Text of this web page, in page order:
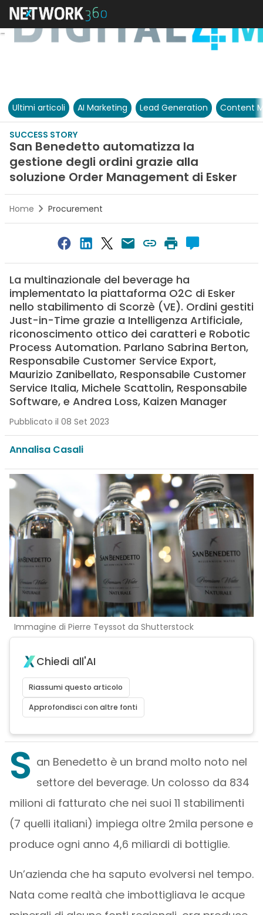
Ultimi articoli AI Marketing Lead Generation Content
SUCCESS STORY
San Benedetto automatizza la
gestione degli ordini grazie alla
soluzione Order Management di Esker
Home Procurement
La multinazionale del beverage ha
implementato la piattaforma O2C di Esker
nello stabilimento di Scorzè (VE). Ordini gestiti
Just-in-Time grazie a Intelligenza Artificiale,
riconoscimento ottico dei caratteri e Robotic
Process Automation. Parlano Sabrina Berton,
Responsabile Customer Service Export,
Maurizio Zanibellato, Responsabile Customer
Service Italia, Michele Scattolin, Responsabile
Software, e Andrea Loss, Kaizen Manager
Pubblicato il 08 Set 2023
Annalisa Casali
Immagine di Pierre Teyssot da Shutterstock
Chiedi all'AI
Riassumi questo articolo
Approfondisci con altre fonti
S an Benedetto è un brand molto noto nel
settore del beverage. Un colosso da 834
milioni di fatturato che nei suoi 11 stabilimenti
(7 quelli italiani) impiega oltre 2mila persone e
produce ogni anno 4,6 miliardi di bottiglie.
Un’azienda che ha saputo evolversi nel tempo.
Nata come realtà che imbottigliava le acque